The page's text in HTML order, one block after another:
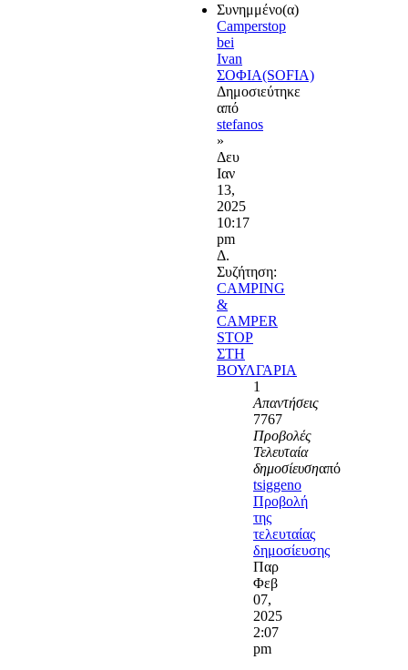
Συνημμένο(α)
Camperstop
bei
Ivan
ΣΟΦΙΑ(SOFIA)
Δημοσιεύτηκε
από
stefanos
»
Δευ
Ιαν
13,
2025
10:17
pm
Δ.
Συζήτηση:
CAMPING
&
CAMPER
STOP
ΣΤΗ
ΒΟΥΛΓΑΡΙΑ
1
Απαντήσεις
7767
Προβολές
Τελευταία
δημοσίευσηαπό
tsiggeno
Προβολή
της
τελευταίας
δημοσίευσης
Παρ
Φεβ
07,
2025
2:07
pm